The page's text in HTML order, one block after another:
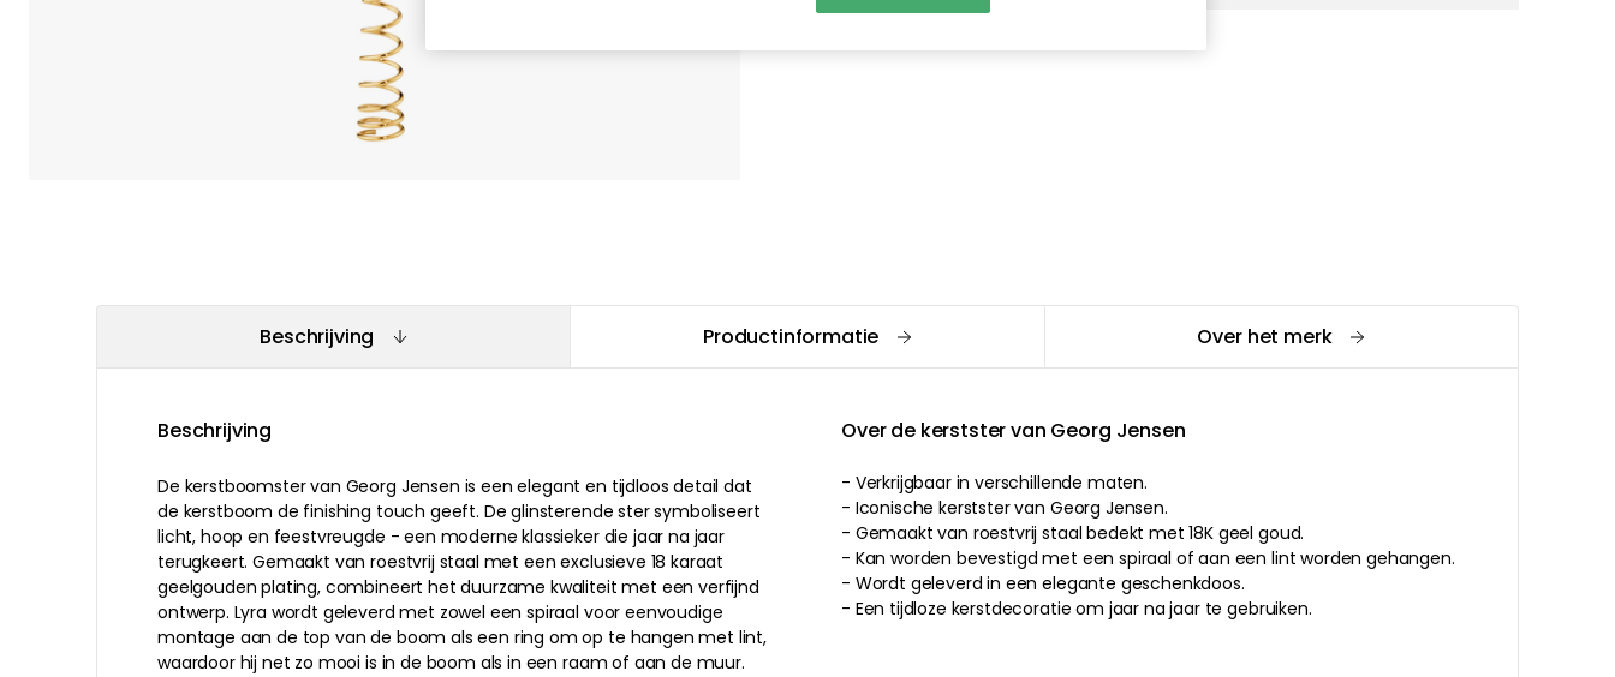
Beschrijving Productinformatie Over het merk
Beschrijving
De kerstboomster van Georg Jensen is een elegant en tijdloos detail dat
de kerstboom de finishing touch geeft. De glinsterende ster symboliseert
licht, hoop en feestvreugde - een moderne klassieker die jaar na jaar
terugkeert. Gemaakt van roestvrij staal met een exclusieve 18 karaat
geelgouden plating, combineert het duurzame kwaliteit met een verfijnd
ontwerp. Lyra wordt geleverd met zowel een spiraal voor eenvoudige
montage aan de top van de boom als een ring om op te hangen met lint,
waardoor hij net zo mooi is in de boom als in een raam of aan de muur.
Over de kerstster van Georg Jensen
- Verkrijgbaar in verschillende maten.
- Iconische kerstster van Georg Jensen.
- Gemaakt van roestvrij staal bedekt met 18K geel goud.
- Kan worden bevestigd met een spiraal of aan een lint worden gehangen.
- Wordt geleverd in een elegante geschenkdoos.
- Een tijdloze kerstdecoratie om jaar na jaar te gebruiken.